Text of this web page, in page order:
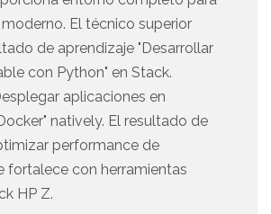
El técnico superior
de aprendizaje "Desarrollar
con Python" en Stack.
aplicaciones en
natively. El resultado de
performance de
fortalece con herramientas
HP Z.